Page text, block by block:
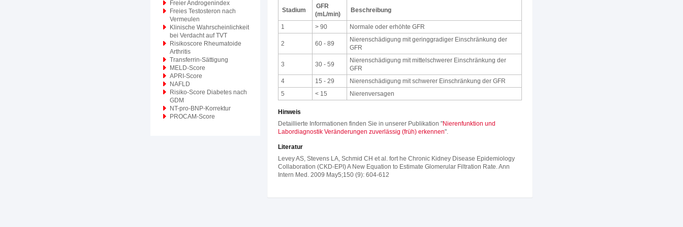
Freier Androgenindex
Freies Testosteron nach
Vermeulen
Klinische Wahrscheinlichkeit
bei Verdacht auf TVT
Risikoscore Rheumatoide
Arthritis
Transferrin-Sättigung
MELD-Score
APRI-Score
NAFLD
Risiko-Score Diabetes nach
GDM
NT-pro-BNP-Korrektur
PROCAM-Score
Stadium
GFR
(mL/min)
Beschreibung
1 > 90 Normale oder erhöhte GFR
2 60 - 89
Nierenschädigung mit geringgradiger Einschränkung der
GFR
3 30 - 59
Nierenschädigung mit mittelschwerer Einschränkung der
GFR
4
15 - 29
Nierenschädigung mit schwerer Einschränkung der GFR
5
< 15 Nierenversagen
Hinweis
Detaillierte Informationen finden Sie in unserer Publikation "Nierenfunktion und
Labordiagnostik Veränderungen zuverlässig (früh) erkennen".
Literatur
Levey AS, Stevens LA, Schmid CH et al. fort he Chronic Kidney Disease Epidemiology
Collaboration (CKD-EPI) A New Equation to Estimate Glomerular Filtration Rate. Ann
Intern Med. 2009 May5;150 (9): 604-612